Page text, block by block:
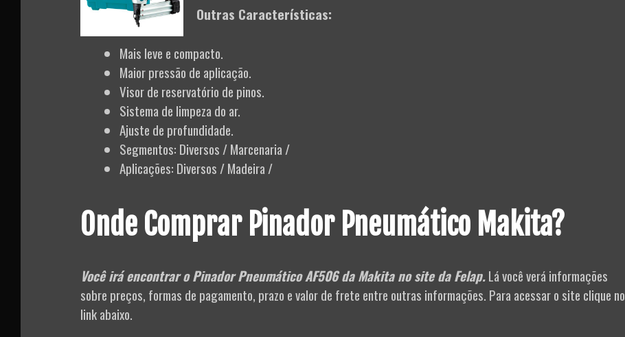
Outras Características:
Mais leve e compacto.
Maior pressão de aplicação.
Visor de reservatório de pinos.
Sistema de limpeza do ar.
Ajuste de profundidade.
Segmentos: Diversos / Marcenaria /
Aplicações: Diversos / Madeira /
Onde Comprar Pinador Pneumático Makita?
Você irá encontrar o Pinador Pneumático AF506 da Makita no site da Felap.Lá você verá informações
sobre preços, formas de pagamento, prazo e valor de frete entre outras informações. Para acessar o site clique no
link abaixo.